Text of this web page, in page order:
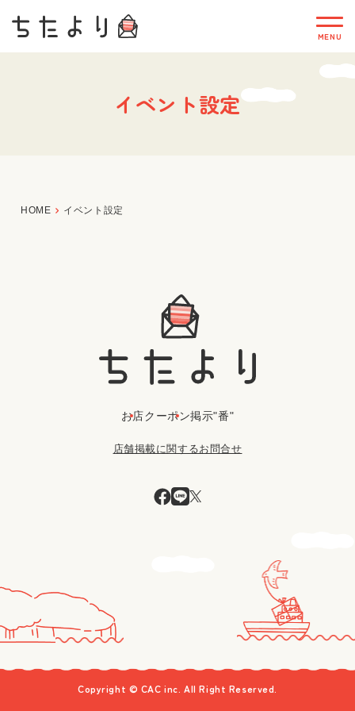
イベント設定
HOME イベント設定
お店クーポン掲示"番"
店舗掲載に関するお問合せ
Copyright © CAC inc. All Right Reserved.